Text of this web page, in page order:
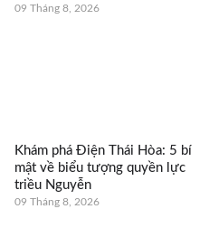
09 Tháng 8, 2026
Khám phá Điện Thái Hòa: 5 bí
mật về biểu tượng quyền lực
triều Nguyễn
09 Tháng 8, 2026